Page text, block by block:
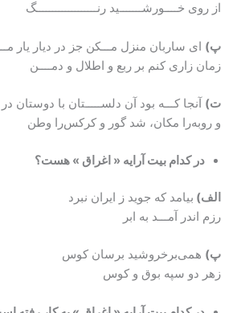
از روی خــــورشـــــــید رنـــــــــــــــــــگ
پ) ای ساربان منزل مـــکن جز در دیار یار
زمان زاری کنم بر ربع و اطلال و دمــــن
ت) آنجا کـــه بود آن دلســـــتان با
و روبه‌را مکان، شد گور و کرکس‌را وطن
در کدام بیت آرایه « اغراق » هست؟
الف) بیامد که جوید ز ایران
رزم اندر آمـــد به ابر
پ) همی‌‌برخروشید
زهر دو سپه بوق و کوس